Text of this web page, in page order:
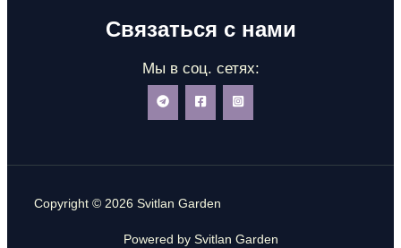
Связаться с нами
Мы в соц. сетях:
Copyright © 2026 Svitlan Garden
Powered by Svitlan Garden